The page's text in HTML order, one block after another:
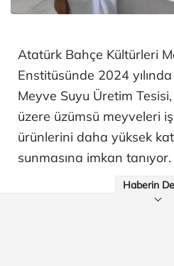
Atatürk Bahçe Kültürleri
Enstitüsünde 2024
Meyve Suyu Üretim
üzere üzümsü meyveleri
ürünlerini daha yüksek
sunmasına imkan tanıyor.
Haberin